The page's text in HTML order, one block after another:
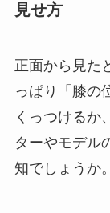
見せ方
正面から見た
っぱり「膝の
くっつけるか
ターやモデル
知でしょうか。